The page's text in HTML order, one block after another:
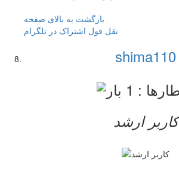
بازگشت به بالای صفحه
نقل قول اشتراک در تلگرام
shima110
کاربر ارشد